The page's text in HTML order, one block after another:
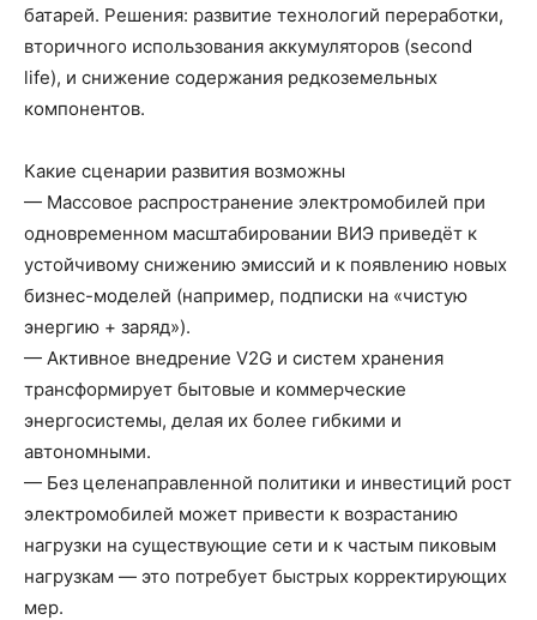
батарей. Решения: развитие технологий переработки,
вторичного использования аккумуляторов (second
life), и снижение содержания редкоземельных
компонентов.
Какие сценарии развития возможны
— Массовое распространение электромобилей при
одновременном масштабировании ВИЭ приведёт к
устойчивому снижению эмиссий и к появлению новых
бизнес-моделей (например, подписки на «чистую
энергию + заряд»).
— Активное внедрение V2G и систем хранения
трансформирует бытовые и коммерческие
энергосистемы, делая их более гибкими и
автономными.
— Без целенаправленной политики и инвестиций рост
электромобилей может привести к возрастанию
нагрузки на существующие сети и к частым пиковым
нагрузкам — это потребует быстрых корректирующих
мер.